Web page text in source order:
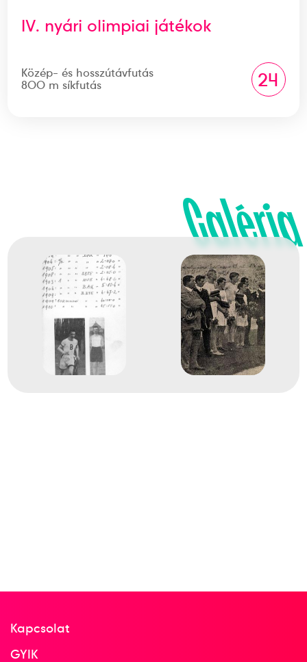
IV. nyári olimpiai játékok
Közép- és hosszútávfutás
800 m síkfutás
24
Galéria
Kapcsolat
GYIK